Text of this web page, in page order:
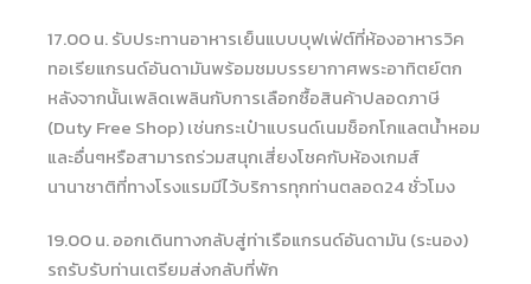
17.00 น. รับประทานอาหารเย็นแบบบุฟเฟ่ต์ที่ห้องอาหารวิค
ทอเรียแกรนด์อันดามันพร้อมชมบรรยากาศพระอาทิตย์ตก
หลังจากนั้นเพลิดเพลินกับการเลือกซื้อสินค้าปลอดภาษี
(Duty Free Shop) เช่นกระเป๋าแบรนด์เนมช็อกโกแลตน้ำหอม
และอื่นๆหรือสามารถร่วมสนุกเสี่ยงโชคกับห้องเกมส์
นานาชาติที่ทางโรงแรมมีไว้บริการทุกท่านตลอด24 ชั่วโมง
19.00 น. ออกเดินทางกลับสู่ท่าเรือแกรนด์อันดามัน (ระนอง)
รถรับรับท่านเตรียมส่งกลับที่พัก